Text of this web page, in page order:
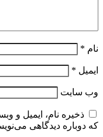
نام *
ایمیل *
وب‌ سایت
ذخیره نام، ایمیل و
که دوباره دیدگاهی